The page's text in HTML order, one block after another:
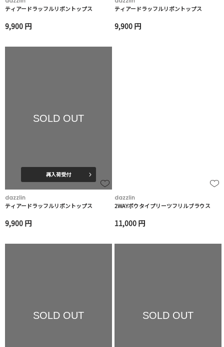
ティアードラッフルリボントップス
9,900 円
ティアードラッフルリボントップス
9,900 円
SOLD OUT
再入荷受付
dazzlin
ティアードラッフルリボントップス
9,900 円
dazzlin
2WAYボウタイプリーツフリルブラウス
11,000 円
SOLD OUT SOLD OUT